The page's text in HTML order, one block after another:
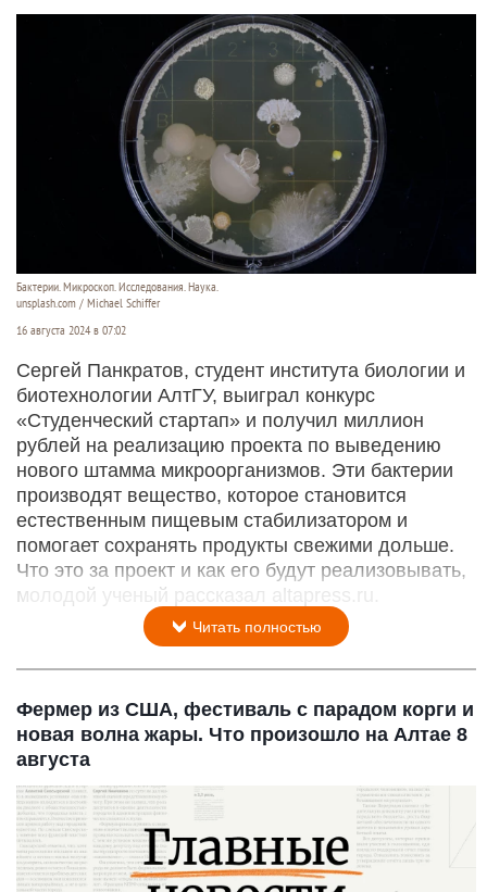
Бактерии. Микроскоп. Исследования. Наука.
unsplash.com / Michael Schiffer
16 августа 2024 в 07:02
Сергей Панкратов, студент института биологии и
биотехнологии АлтГУ, выиграл конкурс
«Студенческий стартап» и получил миллион
рублей на реализацию проекта по выведению
нового штамма микроорганизмов. Эти бактерии
производят вещество, которое становится
естественным пищевым стабилизатором и
помогает сохранять продукты свежими дольше.
Что это за проект и как его будут реализовывать,
молодой ученый рассказал altapress.ru.
Читать полностью
Фермер из США, фестиваль с парадом корги и
новая волна жары. Что произошло на Алтае 8
августа